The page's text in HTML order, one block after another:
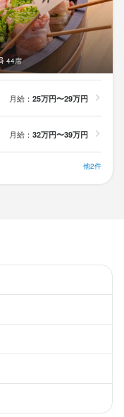
44席
月給： 25万円〜29万円
月給： 32万円〜39万円
他2件